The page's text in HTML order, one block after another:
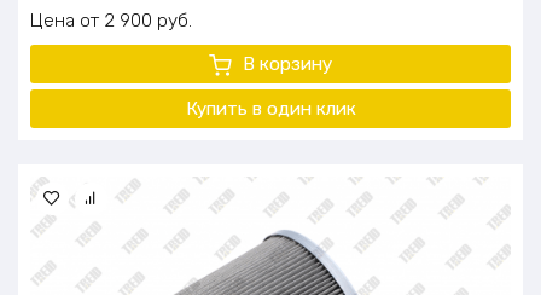
Цена 2 900 руб.
В корзину
Купить в один клик